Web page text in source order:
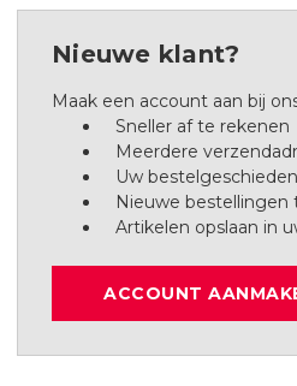
Nieuwe klant?
Maak een account aan bij
Sneller af te rekenen
Meerdere
Uw
Nieuwe bestellingen
Artikelen opslaan in
ACCOUNT